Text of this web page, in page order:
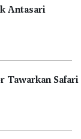
Antasari
Tawarkan Safari